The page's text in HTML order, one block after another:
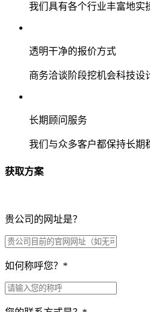
我们具有各个行业丰富地实
透明干净的报价方式
商务洽谈阶段挖机会科技设
长期顾问服务
我们与众多客户都保持长期
获取方案
贵公司的网址是？
如何称呼您？ *